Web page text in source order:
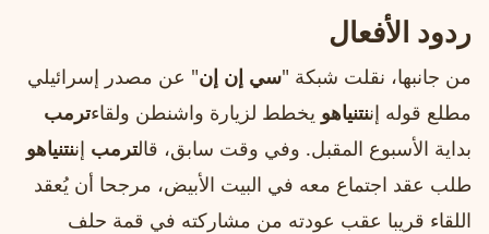
ردود الأفعال
من جانبها، نقلت شبكة "سي إن إن" عن مصدر إسرائيلي
مطلع قوله إننتنياهو يخطط لزيارة واشنطن ولقاءترمب
بداية الأسبوع المقبل. وفي وقت سابق، قالترمب إننتنياهو
طلب عقد اجتماع معه في البيت الأبيض، مرجحا أن يُعقد
اللقاء قريبا عقب عودته من مشاركته في قمة حلف